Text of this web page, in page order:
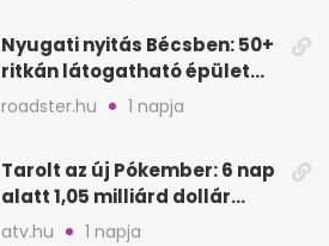
Nyugati nyitás Bécsben: 50+
ritkán látogatható épület
nyílik meg
roadster.hu 1 napja
Tarolt az új Pókember: 6 nap
alatt 1,05 milliárd dollár
bevétel
atv.hu 1 napja